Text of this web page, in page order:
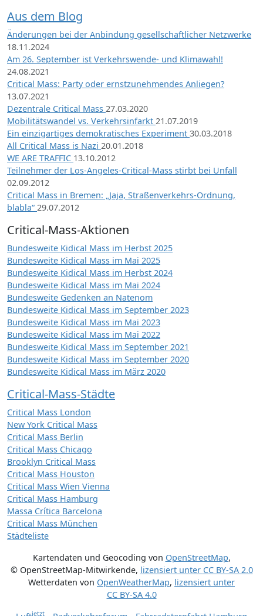
Aus dem Blog
Änderungen bei der Anbindung gesellschaftlicher Netzwerke
18.11.2024
Am 26. September ist Verkehrswende- und Klimawahl!
24.08.2021
Critical Mass: Party oder ernstzunehmendes Anliegen?
13.07.2021
Dezentrale Critical Mass 27.03.2020
Mobilitätswandel vs. Verkehrsinfarkt 21.07.2019
Ein einzigartiges demokratisches Experiment 30.03.2018
All Critical Mass is Nazi 20.01.2018
WE ARE TRAFFIC 13.10.2012
Teilnehmer der Los-Angeles-Critical-Mass stirbt bei Unfall
02.09.2012
Critical Mass in Bremen: „Jaja, Straßenverkehrs-Ordnung,
blabla“ 29.07.2012
Critical-Mass-Aktionen
Bundesweite Kidical Mass im Herbst 2025
Bundesweite Kidical Mass im Mai 2025
Bundesweite Kidical Mass im Herbst 2024
Bundesweite Kidical Mass im Mai 2024
Bundesweite Gedenken an Natenom
Bundesweite Kidical Mass im September 2023
Bundesweite Kidical Mass im Mai 2023
Bundesweite Kidical Mass im Mai 2022
Bundesweite Kidical Mass im September 2021
Bundesweite Kidical Mass im September 2020
Bundesweite Kidical Mass im März 2020
Critical-Mass-Städte
Critical Mass London
New York Critical Mass
Critical Mass Berlin
Critical Mass Chicago
Brooklyn Critical Mass
Critical Mass Houston
Critical Mass Wien Vienna
Critical Mass Hamburg
Massa Crítica Barcelona
Critical Mass München
Städteliste
Kartendaten und Geocoding von OpenStreetMap,
© OpenStreetMap-Mitwirkende, lizensiert unter CC BY-SA 2.0
Wetterdaten von OpenWeatherMap, lizensiert unter
CC BY-SA 4.0
jetzt